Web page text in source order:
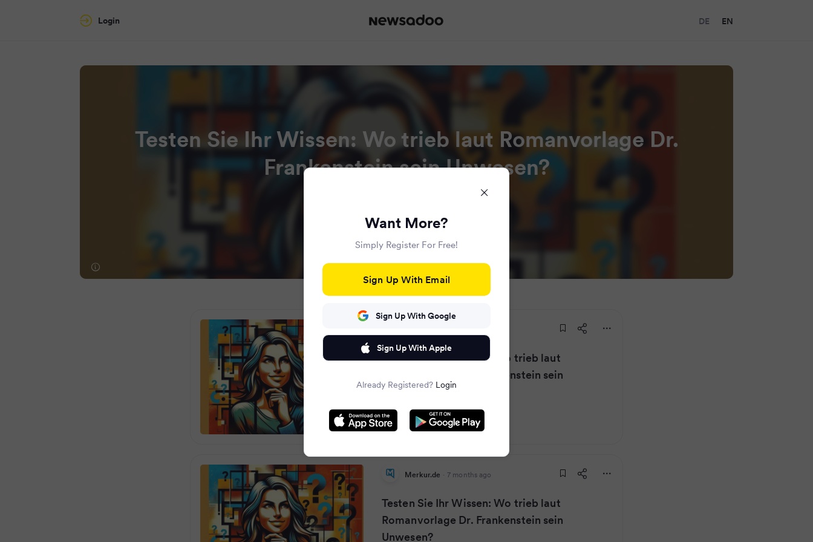
Login DE EN
Testen Sie Ihr Wissen: Wo trieb laut Romanvorlage Dr.
Frankenstein sein Unwesen?
Testen Sie Ihr Wissen: Wo trieb laut
Romanvorlage Dr. Frankenstein sein
Unwesen?
Merkur.de · 7 months ago
Testen Sie Ihr Wissen: Wo trieb laut
Romanvorlage Dr. Frankenstein sein
Unwesen?
Want More?
Simply Register For Free!
Sign Up With Email
Sign Up With Google
Sign Up With Apple
Already Registered? Login